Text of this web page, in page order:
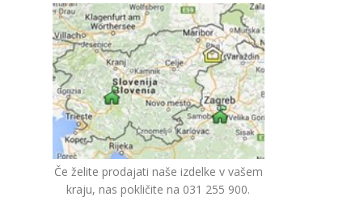
Če želite prodajati naše izdelke v vašem
kraju, nas pokličite na 031 255 900.